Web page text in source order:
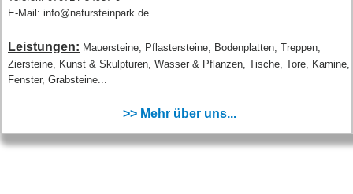
E-Mail: info@natursteinpark.de
Leistungen: Mauersteine, Pflastersteine, Bodenplatten, Treppen,
Ziersteine, Kunst & Skulpturen, Wasser & Pflanzen, Tische, Tore, Kamine,
Fenster, Grabsteine...
>> Mehr über uns...